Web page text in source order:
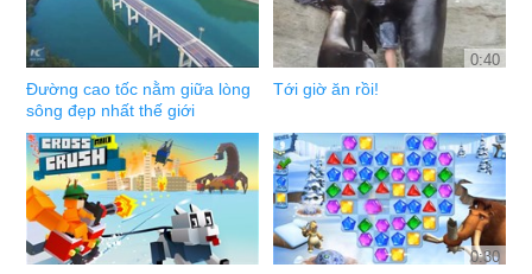
Đường cao tốc nằm giữa lòng
sông đẹp nhất thế giới
0:40
Tới giờ ăn rồi!
0:30